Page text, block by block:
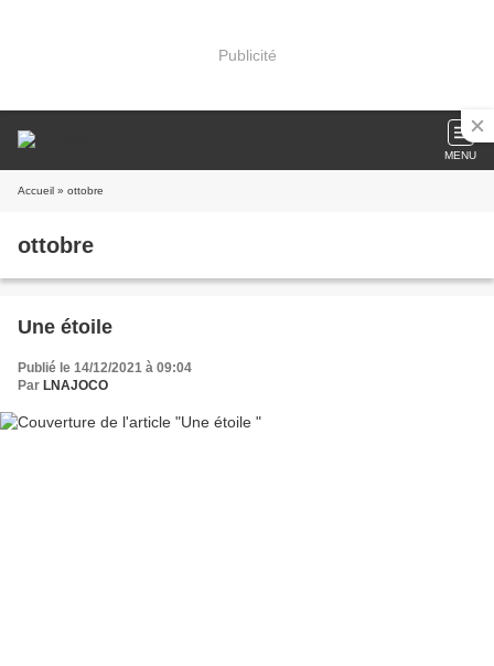
Publicité
MENU
Accueil » ottobre
ottobre
Une étoile
Publié le 14/12/2021 à 09:04
Par LNAJOCO